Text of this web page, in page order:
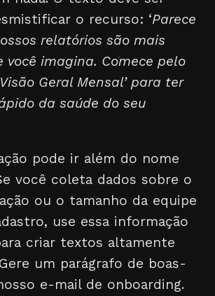
o recurso: ‘Parece
relatórios são mais
você imagina. Comece pelo
Geral Mensal’ para ter
da saúde do seu
pode ir além do nome
você coleta dados sobre o
ou o tamanho da equipe
use essa informação
criar textos altamente
um parágrafo de boas-
e-mail de onboarding.